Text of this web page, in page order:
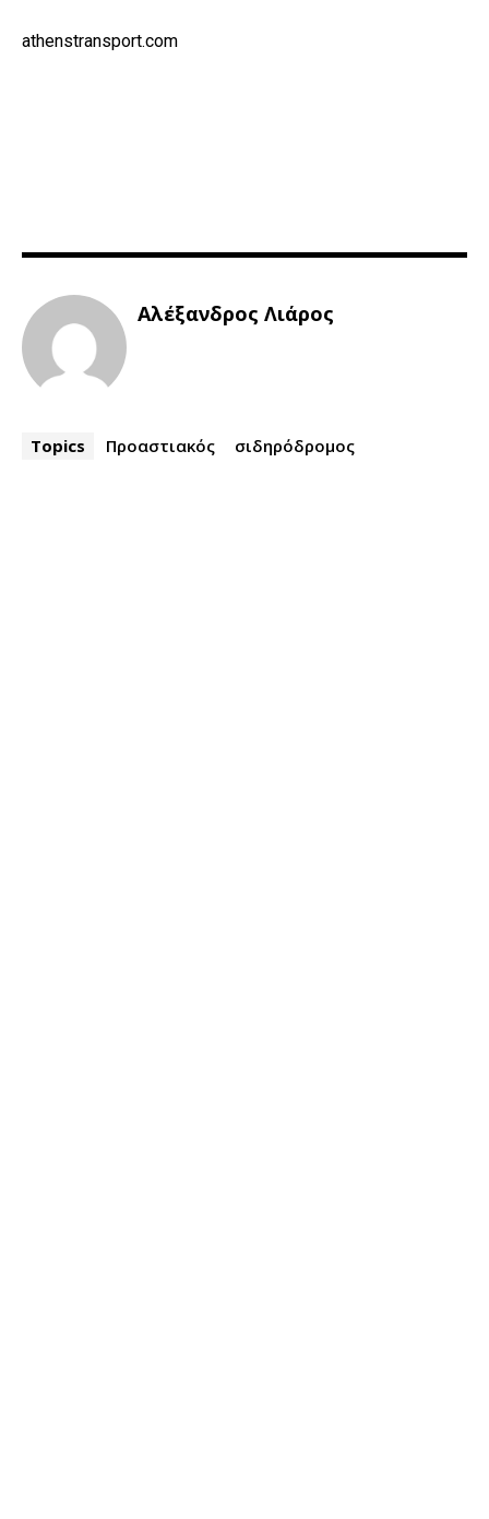
athenstransport.com
Αλέξανδρος Λιάρος
Topics Προαστιακός σιδηρόδρομος